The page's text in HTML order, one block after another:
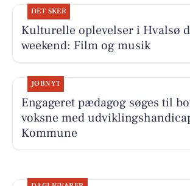
DET SKER
Kulturelle oplevelser i Hvalsø
weekend: Film og musik
JOBNYT
Engageret pædagog søges til
voksne med
Kommune